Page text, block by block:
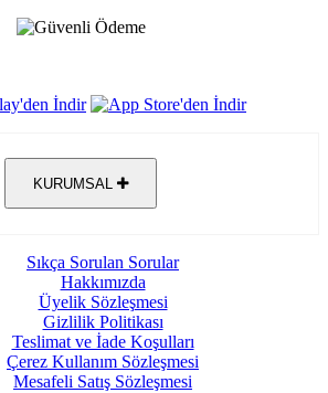
KURUMSAL
Sıkça Sorulan Sorular
Hakkımızda
Üyelik Sözleşmesi
Gizlilik Politikası
Teslimat ve İade Koşulları
Çerez Kullanım Sözleşmesi
Mesafeli Satış Sözleşmesi